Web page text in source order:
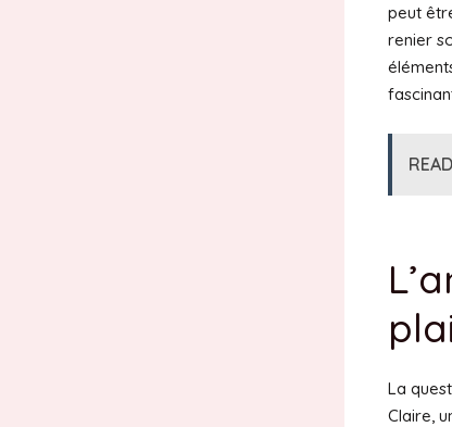
peut
renier
READ
La
Claire,